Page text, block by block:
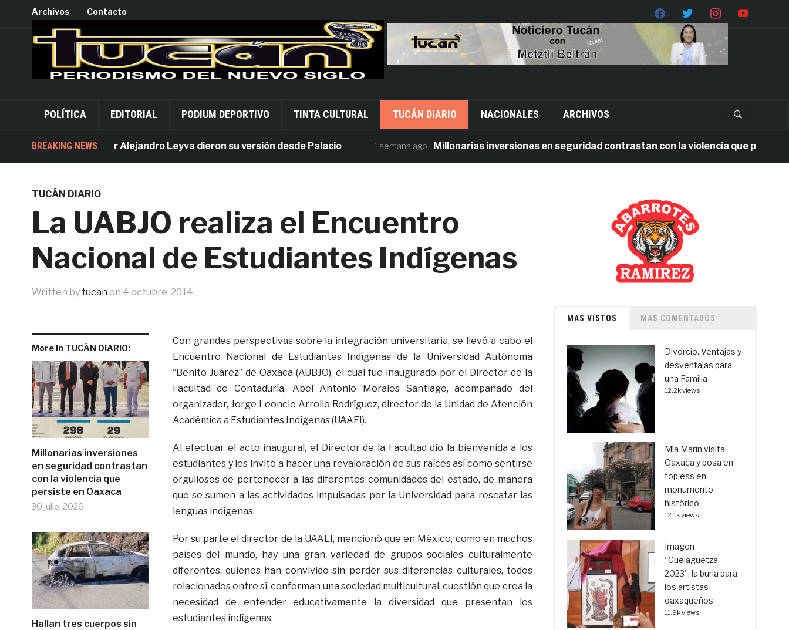
Archivos Contacto
POLÍTICA EDITORIAL PODIUM DEPORTIVO TINTA CULTURAL TUCÁN DIARIO NACIONALES ARCHIVOS
BREAKING NEWS
Acusados por Alejandro Leyva dieron su versión desde Palacio 1 semana ago Millonarias inversiones en seguridad contrastan con la violencia que persiste en
TUCÁN DIARIO
La UABJO realiza el Encuentro
Nacional de Estudiantes Indígenas
Written by tucan on 4 octubre, 2014
More in TUCÁN DIARIO:
Millonarias inversiones
en seguridad contrastan
con la violencia que
persiste en Oaxaca
30 julio, 2026
Hallan tres cuerpos sin
Con grandes perspectivas sobre la integración universitaria, se llevó a cabo el
Encuentro Nacional de Estudiantes Indígenas de la Universidad Autónoma
“Benito Juárez” de Oaxaca (AUBJO), el cual fue inaugurado por el Director de la
Facultad de Contaduría, Abel Antonio Morales Santiago, acompañado del
organizador, Jorge Leoncio Arrollo Rodríguez, director de la Unidad de Atención
Académica a Estudiantes Indígenas (UAAEI).
Al efectuar el acto inaugural, el Director de la Facultad dio la bienvenida a los
estudiantes y les invitó a hacer una revaloración de sus raíces así como sentirse
orgullosos de pertenecer a las diferentes comunidades del estado, de manera
que se sumen a las actividades impulsadas por la Universidad para rescatar las
lenguas indígenas.
Por su parte el director de la UAAEI, mencionó que en México, como en muchos
países del mundo, hay una gran variedad de grupos sociales culturalmente
diferentes, quienes han convivido sin perder sus diferencias culturales, todos
relacionados entre sí, conforman una sociedad multicultural, cuestión que crea la
necesidad de entender educativamente la diversidad que presentan los
estudiantes indígenas.
MAS VISTOS MAS COMENTADOS
Divorcio. Ventajas y
desventajas para
una Familia
12.2k views
Mía Marín visita
Oaxaca y posa en
topless en
monumento
histórico
12.1k views
Imagen
“Guelaguetza
2023”, la burla para
los artistas
oaxaqueños
11.9k views